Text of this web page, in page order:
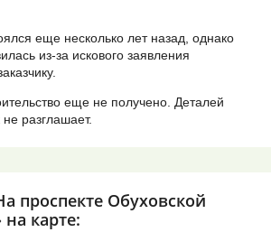
еще несколько лет назад, однако
из-за искового заявления
еще не получено. Деталей
разглашает.
проспекте Обуховской
карте: